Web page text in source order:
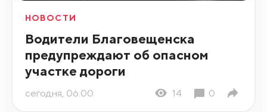
НОВОСТИ
Водители Благовещенска
предупреждают об опасном
участке дороги
сегодня, 06:00 14 0